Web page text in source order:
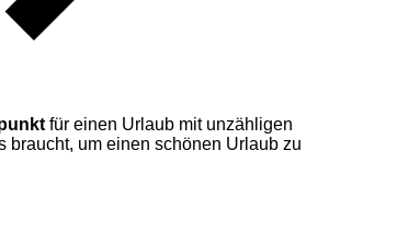
für einen Urlaub mit unzähligen
braucht, um einen schönen Urlaub zu